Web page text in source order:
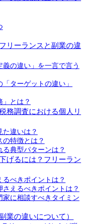
リーランスと副業の違
の違い」を一言で言う
ターゲットの違い」
」とは？
務調査における個人リ
た違いは？
特徴とは？
典型パターンは？
げるには？フリーラン
べきポイントは？
えるべきポイントは？
家に相談すべきタイミン
業の違いについて）